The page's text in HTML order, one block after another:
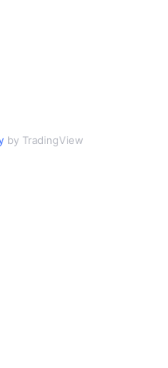
by TradingView